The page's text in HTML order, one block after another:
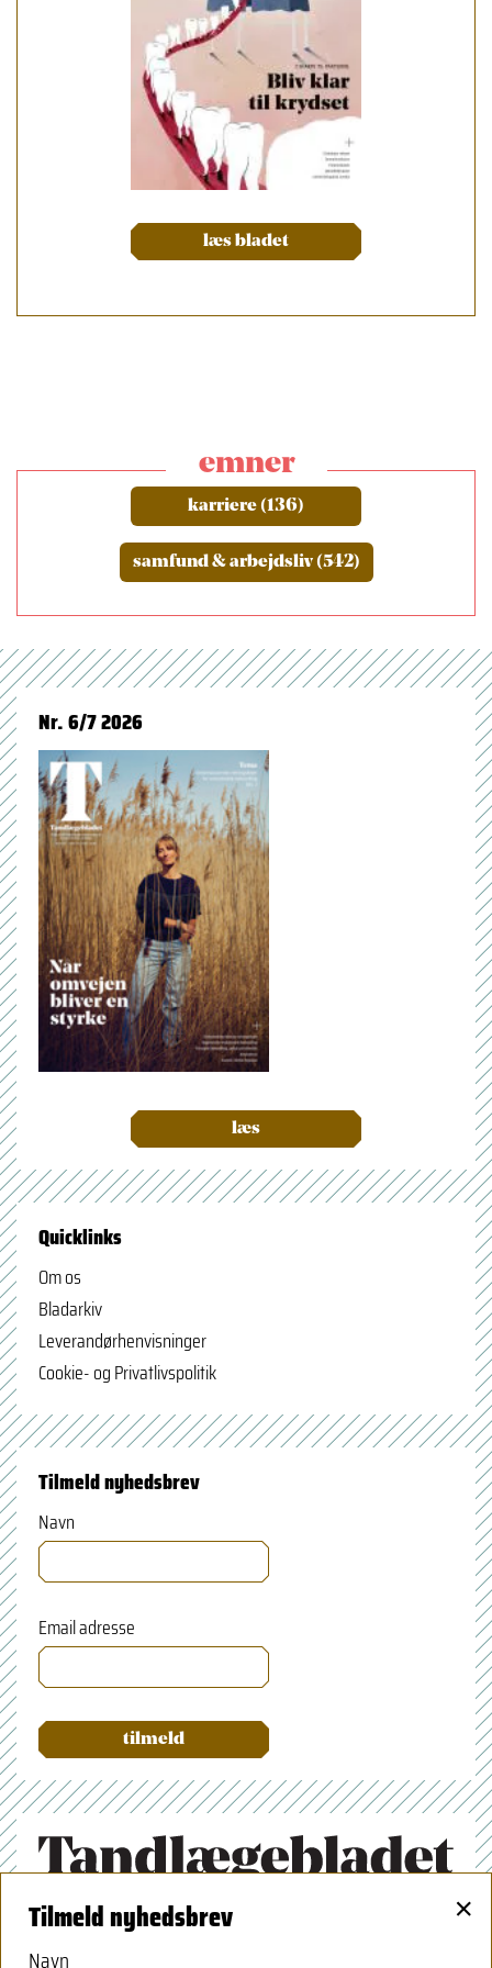
læs bladet
emner
karriere (136)
samfund & arbejdsliv (542)
Nr. 6/7 2026
læs
Quicklinks
Om os
Bladarkiv
Leverandørhenvisninger
Cookie- og Privatlivspolitik
Tilmeld nyhedsbrev
Navn
Email adresse
Tandlægeforeningen
Amaliegade 17
Tilmeld nyhedsbrev ×
Navn